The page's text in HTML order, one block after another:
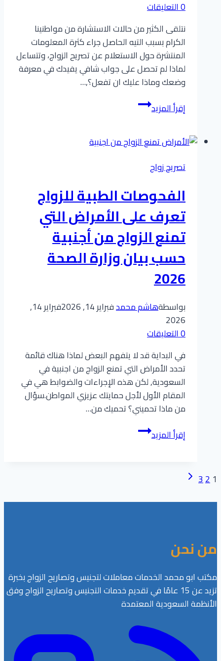
0 التعليقات
نتلقى الكثير من حالات الاستشارة من مواطنينا
الكرام بسبب التيه الحاصل جراء كثرة المعلومات
المنتشرة حول الاستعلام عن تصريح الزواج، وتتساءل
لماذا لم تحصل على جواب شافي يفيدك في معرفة
وضعك وماذا عليك ان تفعل؟,…
إقرأ المزيدالاستعلام
عن
الزواج
:
مواقع
الإمارات
السعودية
دليل
استعلام
التصاريح
تصريح زواج
الفحوصات الطبية للزواج
تعرف على الأمراض التي
تمنع الزواج من أجنبية
حسب بيان وزارة الصحة
2026
بواسطةهاشم محمدفبراير 14, 2026
فبراير 14,
2026
0 التعليقات
في البداية قد لا يتفهم البعض لماذا هناك قائمة
تحدد الأمراض التي تمنع الزواج من اجنبية في
السعودية, لكن هذه الإجراءات والضوابط هي في
المقام الأول لأجل حمايتك عزيزي المواطن.سؤال
من ماذا تحميني؟ تحميك من…
إقرأ المزيدالفحوصات
الطبية
حسب
بيان
وزارة
2026
تنقل
الصفحة
1
2
3 الصفحة
من نحن
مكتب ابو محمد الخدمات معاملات لتجنيس وتصاريح الزواج بخبرة
تزيد عن 15 عامًا في تقديم خدمات التجنيس وتصاريح الزواج وفق
الأنظمة السعودية المعتمدة